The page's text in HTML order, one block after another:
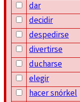
dar
decidir
despedirse
divertirse
ducharse
elegir
hacer snórkel